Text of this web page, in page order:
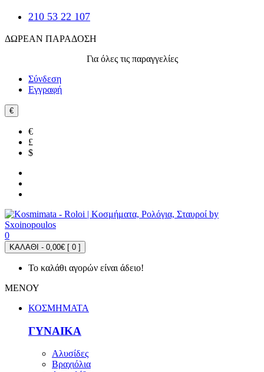
210 53 22 107
ΔΩΡΕΑΝ ΠΑΡΑΔΟΣΗ
Για όλες τις παραγγελίες
Σύνδεση
Εγγραφή
€
€
£
$
0
ΚΑΛΑΘΙ - 0,00€ [ 0 ]
Το καλάθι αγορών είναι άδειο!
ΜΕΝΟΥ
ΚΟΣΜΗΜΑΤΑ
ΓΥΝΑΙΚΑ
Αλυσίδες
Βραχιόλια